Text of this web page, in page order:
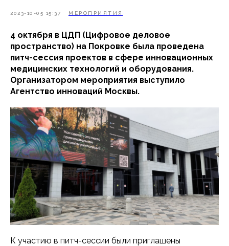
2023-10-05 15:37 МЕРОПРИЯТИЯ
4 октября в ЦДП (Цифровое деловое
пространство) на Покровке была проведена
питч-сессия проектов в сфере инновационных
медицинских технологий и оборудования.
Организатором мероприятия выступило
Агентство инноваций Москвы.
К участию в питч-сессии были приглашены